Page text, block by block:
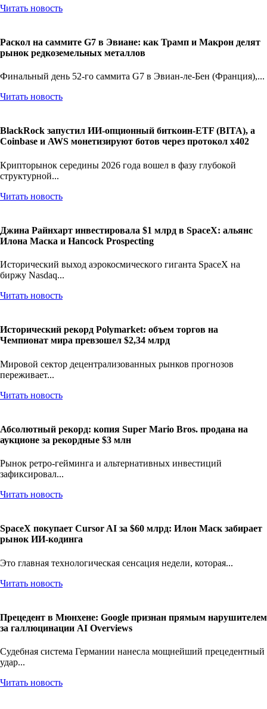
Читать новость
Раскол на саммите G7 в Эвиане: как Трамп и Макрон делят
рынок редкоземельных металлов
Финальный день 52-го саммита G7 в Эвиан-ле-Бен (Франция),...
Читать новость
BlackRock запустил ИИ-опционный биткоин-ETF (BITA), а
Coinbase и AWS монетизируют ботов через протокол x402
Крипторынок середины 2026 года вошел в фазу глубокой
структурной...
Читать новость
Джина Райнхарт инвестировала $1 млрд в SpaceX: альянс
Илона Маска и Hancock Prospecting
Исторический выход аэрокосмического гиганта SpaceX на
биржу Nasdaq...
Читать новость
Исторический рекорд Polymarket: объем торгов на
Чемпионат мира превзошел $2,34 млрд
Мировой сектор децентрализованных рынков прогнозов
переживает...
Читать новость
Абсолютный рекорд: копия Super Mario Bros. продана на
аукционе за рекордные $3 млн
Рынок ретро-гейминга и альтернативных инвестиций
зафиксировал...
Читать новость
SpaceX покупает Cursor AI за $60 млрд: Илон Маск забирает
рынок ИИ-кодинга
Это главная технологическая сенсация недели, которая...
Читать новость
Прецедент в Мюнхене: Google признан прямым нарушителем
за галлюцинации AI Overviews
Судебная система Германии нанесла мощнейший прецедентный
удар...
Читать новость